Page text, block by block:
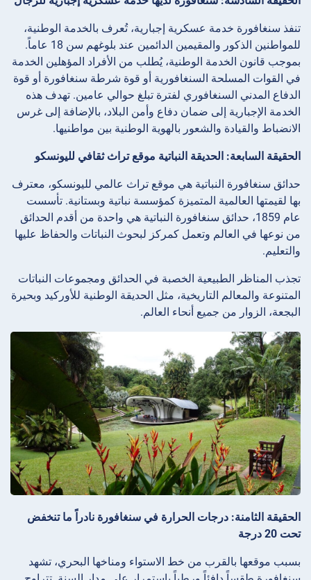
تنفذ سنغافورة خدمة عسكرية إجبارية، تُعرف بالخدمة الوطنية،
للمواطنين الذكور والمقيمين الدائمين عند بلوغهم سن 18 عاماً.
بموجب قانون الخدمة الوطنية، يُطلب من الأفراد المؤهلين الخدمة
في القوات المسلحة السنغافورية أو قوة شرطة سنغافورة أو قوة
الدفاع المدني السنغافوري لفترة تبلغ حوالي عامين. تهدف هذه
الخدمة الإجبارية إلى ضمان دفاع وأمن البلاد، بالإضافة إلى غرس
الانضباط والقيادة والشعور بالهوية الوطنية بين مواطنيها.
الحقيقة السابعة: الحديقة النباتية موقع تراث ثقافي لليونسكو
حدائق سنغافورة النباتية هي موقع تراث عالمي لليونسكو، معترف
بها لقيمتها العالمية المتميزة كمؤسسة نباتية وبستانية. تأسست
عام 1859، حدائق سنغافورة النباتية هي واحدة من أقدم الحدائق
من نوعها في العالم وتعمل كمركز لبحوث النباتات والحفاظ عليها
والتعليم.
تجذب المناظر الطبيعية الخصبة في الحدائق ومجموعات النباتات
المتنوعة والمعالم التاريخية، مثل الحديقة الوطنية للأوركيد وبحيرة
البجعة، الزوار من جميع أنحاء العالم.
الحقيقة الثامنة: درجات الحرارة في سنغافورة نادراً ما تنخفض
تحت 20 درجة
بسبب موقعها بالقرب من خط الاستواء ومناخها البحري، تشهد